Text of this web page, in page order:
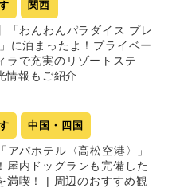
関西
「わんわんパラダイス プレ
に泊まったよ！プライベー
ラで充実のリゾートステ
情報もご紹介
中国・四国
アパホテル〈高松空港〉」
屋内ドッグランも完備した
満喫！ | 周辺のおすすめ観